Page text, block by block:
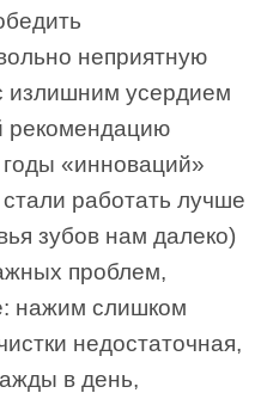
неприятную
излишним усердием
рекомендацию
«инноваций»
работать лучше
зубов нам далеко)
проблем,
нажим слишком
недостаточная,
в день,